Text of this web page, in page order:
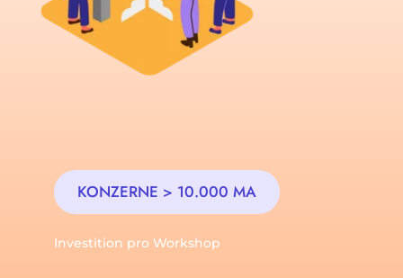
KONZERNE > 10.000 MA
Investition pro Workshop